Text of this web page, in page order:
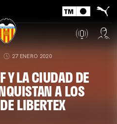
27 ENERO 2020
Y LA CIUDAD DE
A LOS
LIBERTEX